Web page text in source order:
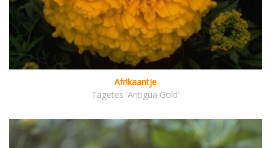
Afrikaantje
Tagetes 'Antigua Gold'